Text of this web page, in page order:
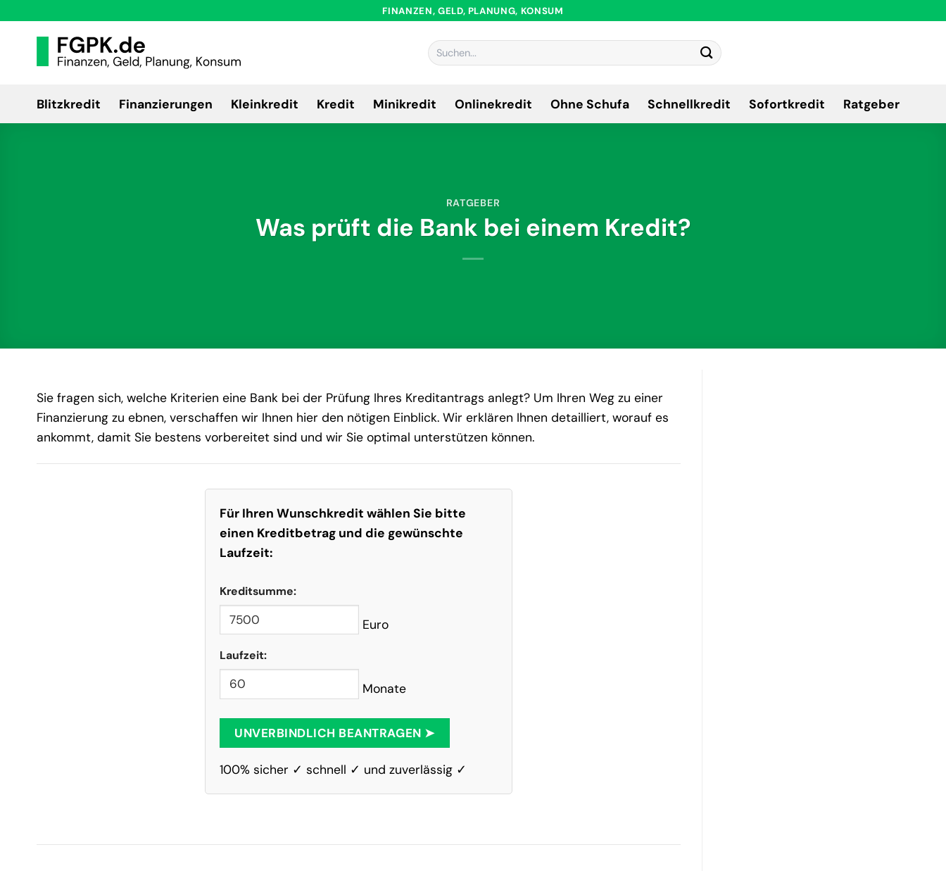
FINANZEN, GELD, PLANUNG, KONSUM
Blitzkredit Finanzierungen Kleinkredit Kredit Minikredit Onlinekredit Ohne Schufa Schnellkredit Sofortkredit Ratgeber
RATGEBER
Was prüft die Bank bei einem Kredit?
Sie fragen sich, welche Kriterien eine Bank bei der Prüfung Ihres Kreditantrags anlegt? Um Ihren Weg zu einer
Finanzierung zu ebnen, verschaffen wir Ihnen hier den nötigen Einblick. Wir erklären Ihnen detailliert, worauf es
ankommt, damit Sie bestens vorbereitet sind und wir Sie optimal unterstützen können.
Für Ihren Wunschkredit wählen Sie bitte
einen Kreditbetrag und die gewünschte
Laufzeit:
Kreditsumme:
Euro
Laufzeit:
Monate
UNVERBINDLICH BEANTRAGEN ➤
100% sicher ✓ schnell ✓ und zuverlässig ✓